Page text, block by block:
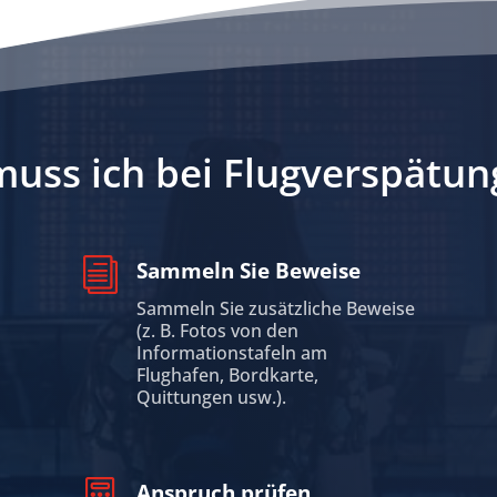
ich bei
i Sammeln Sie Beweise
Sammeln Sie zusätzliche Beweise
(z. B. Fotos von den
Informationstafeln am
Flughafen, Bordkarte,
Quittungen usw.).